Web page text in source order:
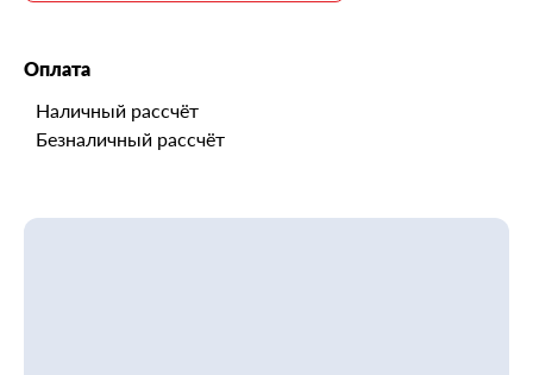
Оплата
Наличный рассчёт
Безналичный рассчёт